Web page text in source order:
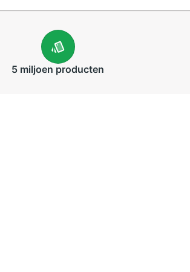
5 miljoen producten